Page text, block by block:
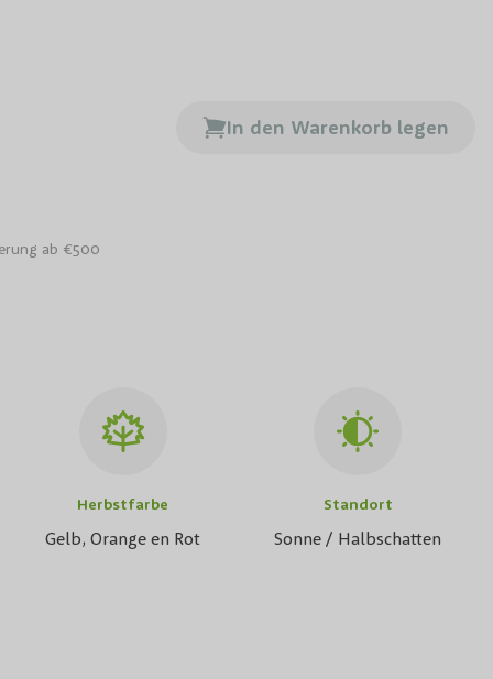
In den Warenkorb legen
ab €500
Herbstfarbe
Gelb, Orange en Rot
Standort
Sonne / Halbschatten